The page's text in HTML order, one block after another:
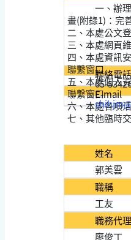
一、辦
畫(附錄1)：完
二、本處公文
三、本處網頁
四、本處資訊
聯繫窗口
五、本處個人
聯繫窗口
六、本處各項
七、其他臨時
聯絡電
05-
E-mail
姓名
郭美雲
職稱
工友
職務代
廖俊丁